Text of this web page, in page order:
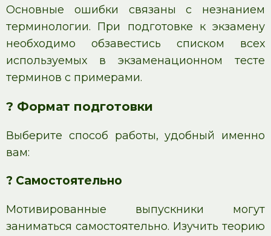
Основные ошибки связаны с незнанием
терминологии. При подготовке к экзамену
необходимо обзавестись списком всех
используемых в экзаменационном тесте
терминов с примерами.
? Формат подготовки
Выберите способ работы, удобный именно
вам:
? Самостоятельно
Мотивированные выпускники могут
заниматься самостоятельно. Изучить теорию